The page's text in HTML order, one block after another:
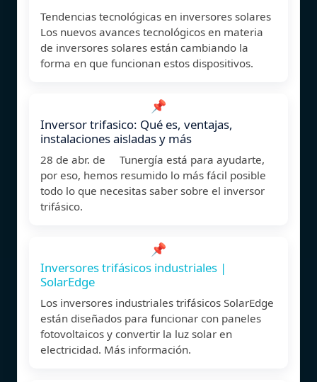
Tendencias tecnológicas en inversores solares
Los nuevos avances tecnológicos en materia
de inversores solares están cambiando la
forma en que funcionan estos dispositivos.
📌
Inversor trifasico: Qué es, ventajas,
instalaciones aisladas y más
28 de abr. de Tunergía está para ayudarte,
por eso, hemos resumido lo más fácil posible
todo lo que necesitas saber sobre el inversor
trifásico.
📌
Inversores trifásicos industriales |
SolarEdge
Los inversores industriales trifásicos SolarEdge
están diseñados para funcionar con paneles
fotovoltaicos y convertir la luz solar en
electricidad. Más información.